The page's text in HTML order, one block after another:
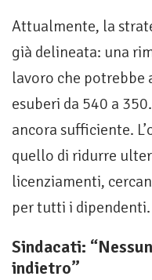
Attualmente, la
già delineata: una
lavoro che potrebbe
esuberi da 540 a
ancora sufficiente.
quello di ridurre
licenziamenti,
per tutti i dipendenti.
Sindacati:
indietro”